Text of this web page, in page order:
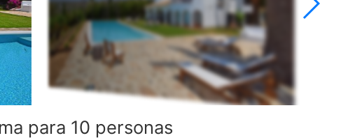
para 10 personas